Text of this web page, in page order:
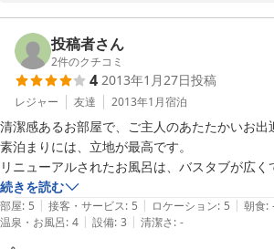
ご利用いただいたお部屋は建物自体は年数が
今年畳を入れ替えたので、清潔感もアップし
ん。また、ご宿泊頂いた日はご予約のお客様
たため、ゆったりとしたお部屋割りをさせて
家族のみで経営している、その名の通り「民
やアメニティでは今すぐの改善が難しい点も
なしだけは旅館以上に！」をモットーにやら
す。
また、会津猪苗代方面にお越しの際は、ご宿
投稿者さん
2件のクチコミ
4 2013年1月27日投稿
レジャー 友達 2013年1月宿泊
清潔感あるお部屋で、ご主人のあたたかいお出
素泊まりには、立地が最高です。
リニューアルされたお風呂は、バスタブが広く
シャワーの水圧がもう少しあると、女性はうれ
あと、洗面所でお湯が出るようになると助かり
磐梯エリアにスキーに行く時には、お決まりの
続きを読む
部屋: 5 | 接客・サービス: 5 | ロケーション: 5 | 朝食:
温泉・お風呂: 4 | 設備: 3 | 清潔さ: -